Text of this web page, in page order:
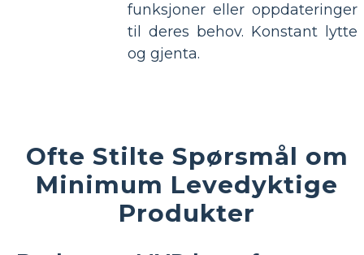
funksjoner eller oppdateringer
til deres behov. Konstant lytte
og gjenta.
Ofte Stilte Spørsmål om
Minimum Levedyktige
Produkter